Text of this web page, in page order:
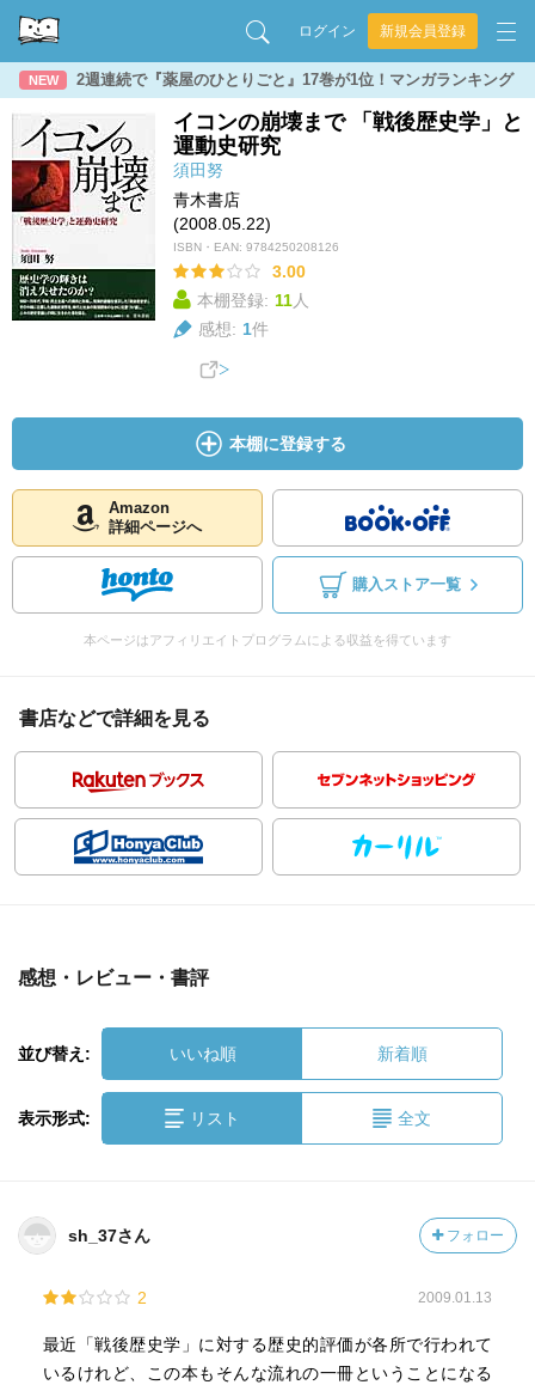
ログイン 新規会員登録
NEW 2週連続で『薬屋のひとりごと』17巻が1位！マンガランキング
イコンの崩壊まで 「戦後歴史学」と
運動史研究
須田努
青木書店
(2008.05.22)
ISBN・EAN: 9784250208126
3.00
本棚登録: 11人
感想: 1件
本棚に登録する
Amazon
詳細ページへ
購入ストア一覧
本ページはアフィリエイトプログラムによる収益を得ています
書店などで詳細を見る
感想・レビュー・書評
並び替え: いいね順 新着順
表示形式: リスト 全文
sh_37さん フォロー
2 2009.01.13
最近「戦後歴史学」に対する歴史的評価が各所で行われて
いるけれど、この本もそんな流れの一冊ということになる